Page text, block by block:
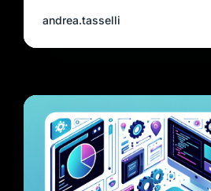
andrea.tasselli